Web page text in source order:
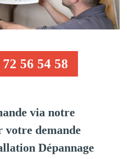
56 54 58
via notre
demande
Dépannage